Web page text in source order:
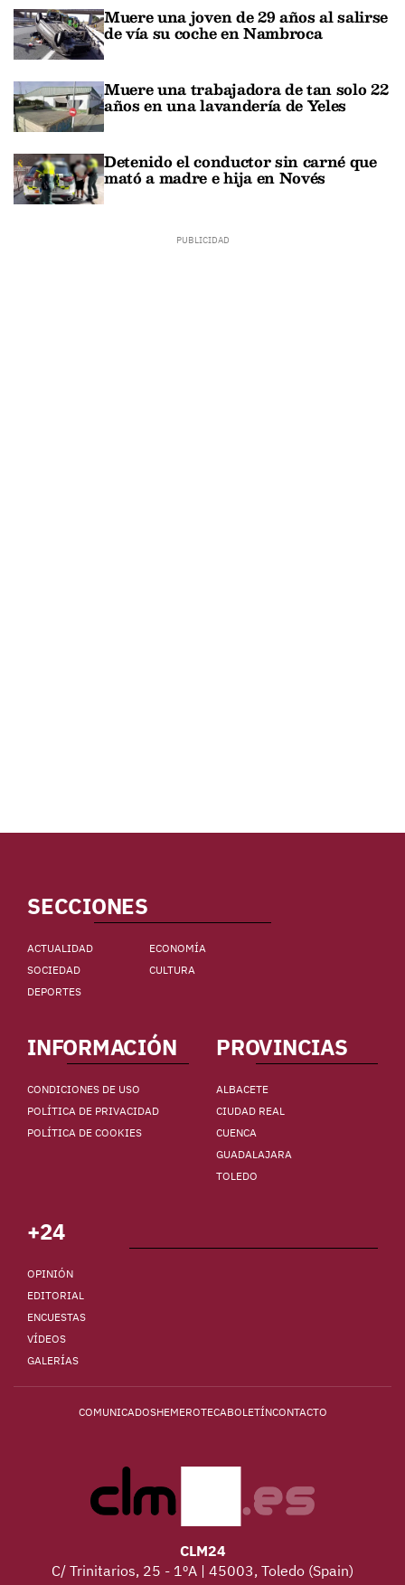
Muere una joven de 29 años al salirse
de vía su coche en Nambroca
Muere una trabajadora de tan solo 22
años en una lavandería de Yeles
Detenido el conductor sin carné que
mató a madre e hija en Novés
SECCIONES
ACTUALIDAD
ECONOMÍA
SOCIEDAD
CULTURA
DEPORTES
INFORMACIÓN
CONDICIONES DE USO
POLÍTICA DE PRIVACIDAD
POLÍTICA DE COOKIES
PROVINCIAS
ALBACETE
CIUDAD REAL
CUENCA
GUADALAJARA
TOLEDO
+24
OPINIÓN
EDITORIAL
ENCUESTAS
VÍDEOS
GALERÍAS
COMUNICADOSHEMEROTECABOLETÍNCONTACTO
CLM24
C/ Trinitarios, 25 - 1ºA | 45003, Toledo (Spain)